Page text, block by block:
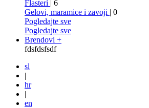
Flasteri | 6
Gelovi, maramice i zavoji | 0
Pogledajte sve
Pogledajte sve
Brendovi +
fdsfdsfsdf
sl
|
hr
|
en